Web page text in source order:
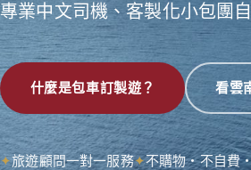
專業中文司機、客製化小包團
什麼是包車訂製遊？ 看雲
旅遊顧問一對一服務 不購物・不自費